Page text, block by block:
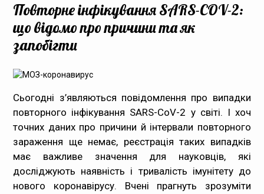
Громадське здоров’я
Медпрацівникам
Статистика
Документи
Повторне інфікування SARS-COV-2:
що відомо про причини та як
запобігти
Сьогодні з’являються повідомлення про випадки
повторного інфікування SARS-CoV-2 у світі. І хоч
точних даних про причини й інтервали повторного
зараження ще немає, реєстрація таких випадків
має важливе значення для науковців, які
досліджують наявність і тривалість імунітету до
нового коронавірусу. Вчені прагнуть зрозуміти